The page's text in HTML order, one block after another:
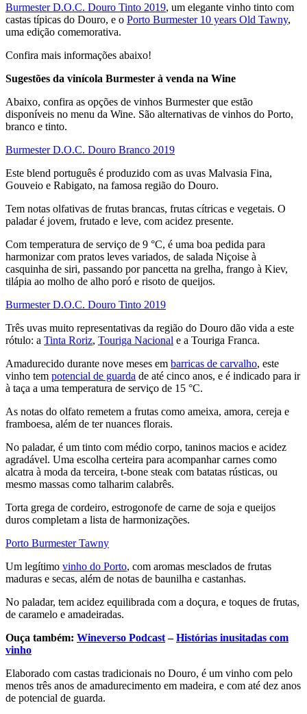
Burmester D.O.C. Douro Tinto 2019, um elegante vinho tinto com
castas típicas do Douro, e o Porto Burmester 10 years Old Tawny,
uma edição comemorativa.
Confira mais informações abaixo!
Sugestões da vinícola Burmester à venda na Wine
Abaixo, confira as opções de vinhos Burmester que estão
disponíveis no menu da Wine. São alternativas de vinhos do Porto,
branco e tinto.
Burmester D.O.C. Douro Branco 2019
Este blend português é produzido com as uvas Malvasia Fina,
Gouveio e Rabigato, na famosa região do Douro.
Tem notas olfativas de frutas brancas, frutas cítricas e vegetais. O
paladar é jovem, frutado e leve, com acidez presente.
Com temperatura de serviço de 9 °C, é uma boa pedida para
harmonizar com pratos leves variados, de salada Niçoise à
casquinha de siri, passando por pancetta na grelha, frango à Kiev,
tilápia ao molho de alho poró e risoto de queijos.
Burmester D.O.C. Douro Tinto 2019
Três uvas muito representativas da região do Douro dão vida a este
rótulo: a Tinta Roriz, Touriga Nacional e a Touriga Franca.
Amadurecido durante nove meses em barricas de carvalho, este
vinho tem potencial de guarda de até cinco anos, e é indicado para ir
à taça a uma temperatura de serviço de 15 °C.
As notas do olfato remetem a frutas como ameixa, amora, cereja e
framboesa, além de ter nuances florais.
No paladar, é um tinto com médio corpo, taninos macios e acidez
agradável. Uma escolha certeira para acompanhar carnes como
alcatra à moda da terceira, t-bone steak com batatas rústicas, ou
mesmo massas como talharim calabrês.
Torta grega de cordeiro, estrogonofe de carne de soja e queijos
duros completam a lista de harmonizações.
Porto Burmester Tawny
Um legítimo vinho do Porto, com aromas mesclados de frutas
maduras e secas, além de notas de baunilha e castanhas.
No paladar, tem acidez equilibrada com a doçura, e toques de frutas,
de caramelo e amadeiradas.
Ouça também: Wineverso Podcast–Histórias inusitadas com
vinho
Elaborado com castas tradicionais no Douro, é um vinho com pelo
menos três anos de amadurecimento em madeira, e com até dez anos
de potencial de guarda.